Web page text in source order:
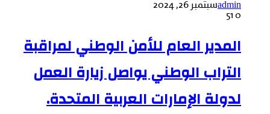
adminسبتمبر 26, 2024
0
المدير العام للأمن الوطني لمراقبة
التراب الوطني يواصل زيارة العمل
لدولة الإمارات العربية المتحدة.